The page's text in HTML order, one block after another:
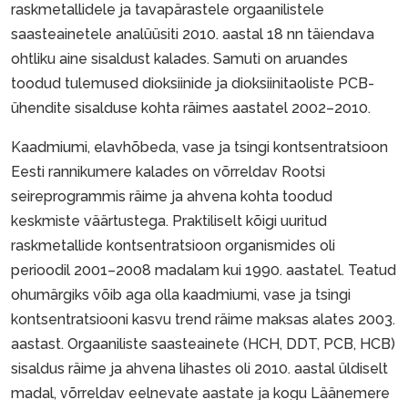
raskmetallidele ja tavapärastele orgaanilistele
saasteainetele analüüsiti 2010. aastal 18 nn täiendava
ohtliku aine sisaldust kalades. Samuti on aruandes
toodud tulemused dioksiinide ja dioksiinitaoliste PCB-
ühendite sisalduse kohta räimes aastatel 2002–2010.
Kaadmiumi, elavhõbeda, vase ja tsingi kontsentratsioon
Eesti rannikumere kalades on võrreldav Rootsi
seireprogrammis räime ja ahvena kohta toodud
keskmiste väärtustega. Praktiliselt kõigi uuritud
raskmetallide kontsentratsioon organismides oli
perioodil 2001–2008 madalam kui 1990. aastatel. Teatud
ohumärgiks võib aga olla kaadmiumi, vase ja tsingi
kontsentratsiooni kasvu trend räime maksas alates 2003.
aastast. Orgaaniliste saasteainete (HCH, DDT, PCB, HCB)
sisaldus räime ja ahvena lihastes oli 2010. aastal üldiselt
madal, võrreldav eelnevate aastate ja kogu Läänemere